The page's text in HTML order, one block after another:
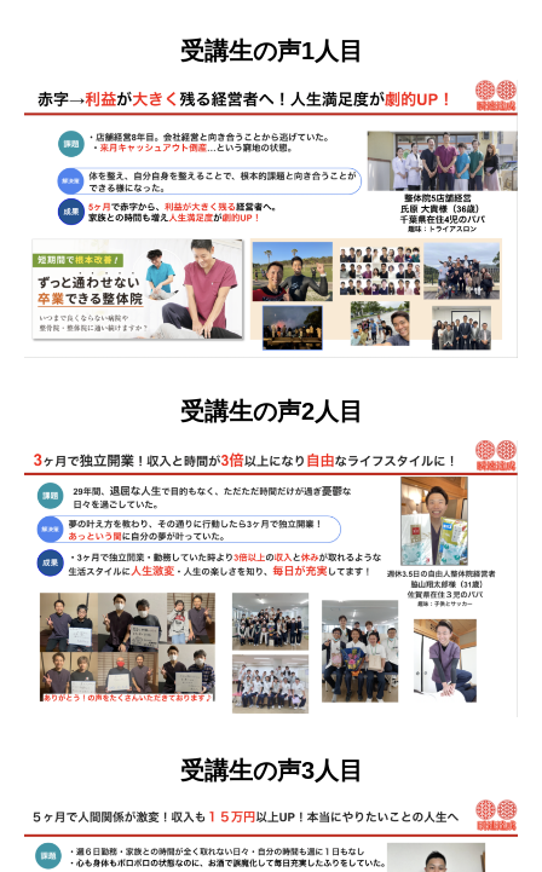
受講生の声1人目
受講生の声2人目
受講生の声3人目